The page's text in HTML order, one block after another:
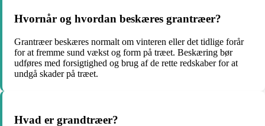
Hvornår og hvordan beskæres grantræer?
Grantræer beskæres normalt om vinteren eller det tidlige forår
for at fremme sund vækst og form på træet. Beskæring bør
udføres med forsigtighed og brug af de rette redskaber for at
undgå skader på træet.
Hvad er grandtræer?